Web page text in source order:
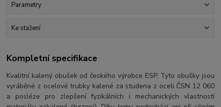
Parametry
Ke stažení
Kompletní specifikace
Kvalitní kalený obušek od českého výrobce ESP. Tyto obušky jsou
vyráběné z ocelové trubky kalené za studena z oceli ČSN 12 060
a posléze pro zlepšení fyzikálních i mechanických vlastností